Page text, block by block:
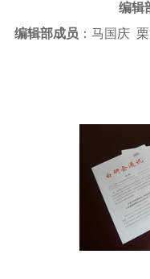
编辑
编辑部成员 ：马国庆